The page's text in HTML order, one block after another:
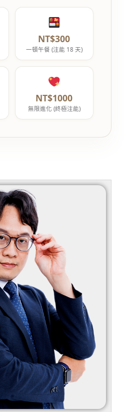
NT$300
一頓午餐 (注能 18 天)
NT$1000
無限進化 (終極注能)